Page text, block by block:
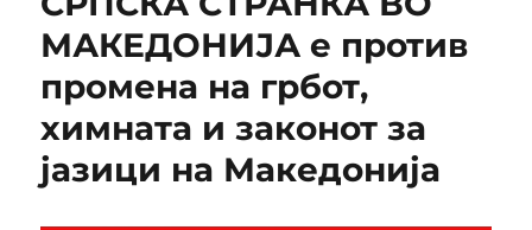
МАКЕДОНИЈА е против
промена на грбот,
химната и законот за
јазици на Македонија